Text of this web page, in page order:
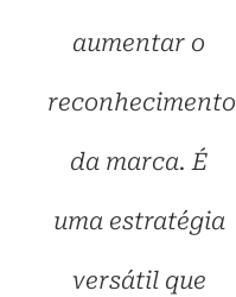
aumentar o
reconhecimento
da marca. É
uma estratégia
versátil que